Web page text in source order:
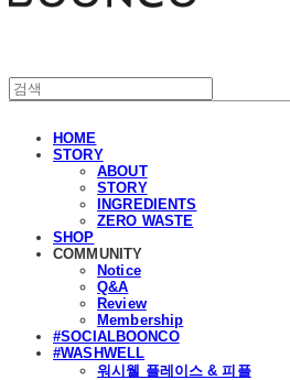
HOME
STORY
ABOUT
STORY
INGREDIENTS
ZERO WASTE
SHOP
COMMUNITY
Notice
Q&A
Review
Membership
#SOCIALBOONCO
#WASHWELL
워시웰 플레이스 & 피플